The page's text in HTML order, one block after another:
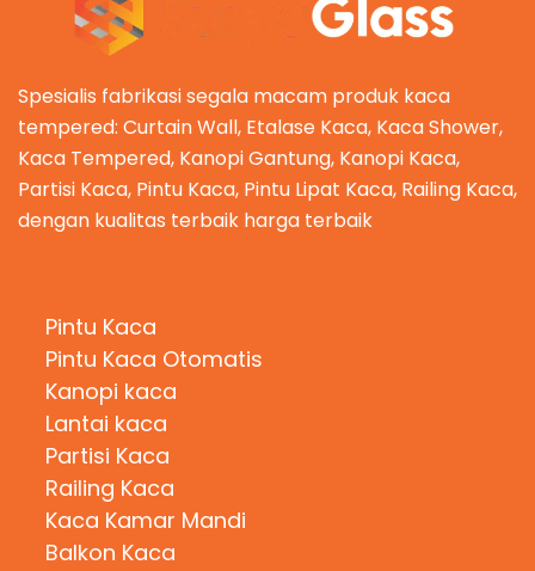
Spesialis fabrikasi segala macam produk kaca
tempered: Curtain Wall, Etalase Kaca, Kaca Shower,
Kaca Tempered, Kanopi Gantung, Kanopi Kaca,
Partisi Kaca, Pintu Kaca, Pintu Lipat Kaca, Railing Kaca,
dengan kualitas terbaik harga terbaik
Pintu Kaca
Pintu Kaca Otomatis
Kanopi kaca
Lantai kaca
Partisi Kaca
Railing Kaca
Kaca Kamar Mandi
Balkon Kaca